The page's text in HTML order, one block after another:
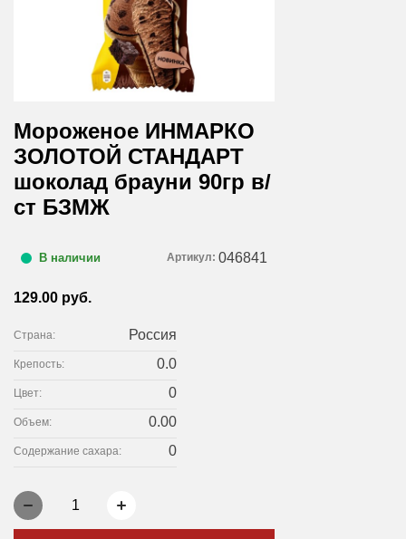
Мороженое ИНМАРКО
ЗОЛОТОЙ СТАНДАРТ
шоколад брауни 90гр в/
ст БЗМЖ
В наличии Артикул: 046841
129.00 руб.
Страна: Россия
Крепость: 0.0
Цвет: 0
Объем: 0.00
Содержание сахара: 0
1